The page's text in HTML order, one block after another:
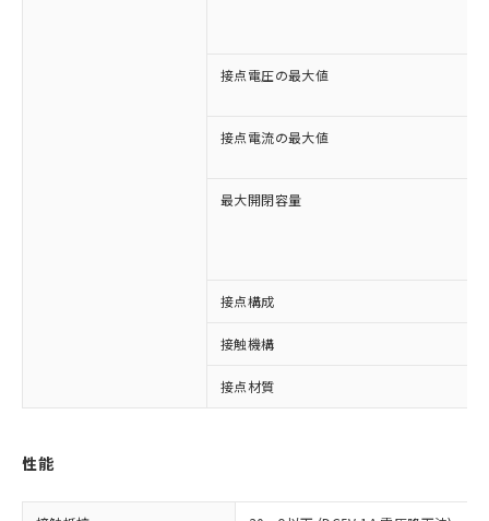
接点電圧の最大値
接点電流の最大値
最大開閉容量
接点構成
接触機構
接点材質
性能
以下の条件をお読みいただき、同意のうえ
対応済み：EU RoHS指令（10物質）の
対応予定：EU RoHS指令（10物質）の非含
非含有に非対応の商品で、対応品を出す予